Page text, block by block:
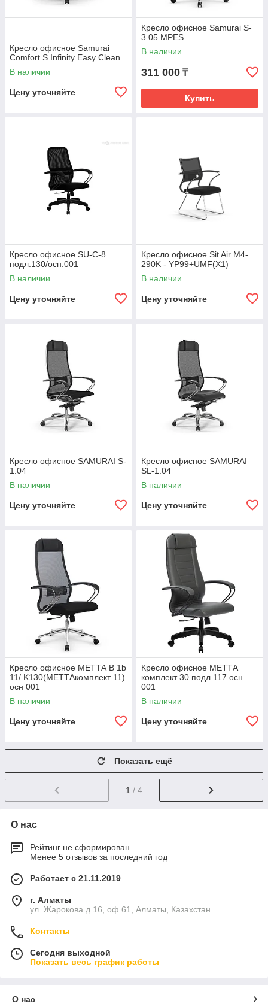
Кресло офисное Samurai
Comfort S Infinity Easy Clean
В наличии
Цену уточняйте
Кресло офисное Samurai S-
3.05 MPES
В наличии
311 000 ₸
Купить
Кресло офисное SU-C-8
подл.130/осн.001
В наличии
Цену уточняйте
Кресло офисное Sit Air M4-
290K - YP99+UMF(X1)
В наличии
Цену уточняйте
Кресло офисное SAMURAI S-
1.04
В наличии
Цену уточняйте
Кресло офисное SAMURAI
SL-1.04
В наличии
Цену уточняйте
Кресло офисное МЕТТА В 1b
11/ K130(МЕТТАкомплект 11)
осн 001
В наличии
Цену уточняйте
Кресло офисное МЕТТА
комплект 30 подл 117 осн
001
В наличии
Цену уточняйте
Показать ещё
1 / 4
О нас
Рейтинг не сформирован
Менее 5 отзывов за последний год
Работает с 21.11.2019
г. Алматы
ул. Жарокова д.16, оф.61, Алматы, Казахстан
Контакты
Сегодня выходной
Показать весь график работы
О нас